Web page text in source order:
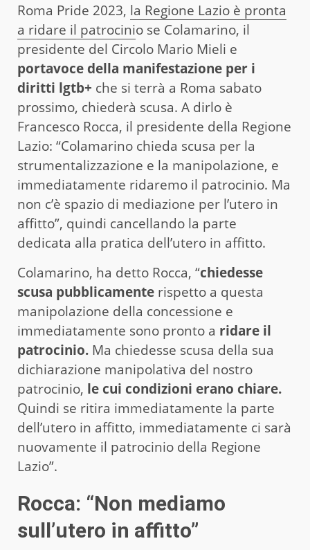
Roma Pride 2023, la Regione Lazio è pronta
a ridare il patrocinio se Colamarino, il
presidente del Circolo Mario Mieli e
portavoce della manifestazione per i
diritti lgtb+ che si terrà a Roma sabato
prossimo, chiederà scusa. A dirlo è
Francesco Rocca, il presidente della Regione
Lazio: “Colamarino chieda scusa per la
strumentalizzazione e la manipolazione, e
immediatamente ridaremo il patrocinio. Ma
non c’è spazio di mediazione per l’utero in
affitto”, quindi cancellando la parte
dedicata alla pratica dell’utero in affitto.
Colamarino, ha detto Rocca, “chiedesse
scusa pubblicamente rispetto a questa
manipolazione della concessione e
immediatamente sono pronto a ridare il
patrocinio. Ma chiedesse scusa della sua
dichiarazione manipolativa del nostro
patrocinio, le cui condizioni erano chiare.
Quindi se ritira immediatamente la parte
dell’utero in affitto, immediatamente ci sarà
nuovamente il patrocinio della Regione
Lazio”.
Rocca: “Non mediamo
sull’utero in affitto”